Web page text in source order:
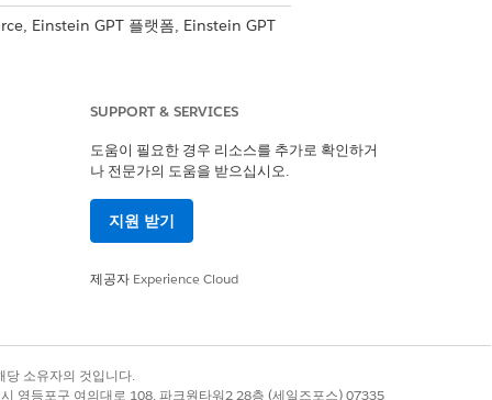
Einstein GPT 플랫폼, Einstein GPT
실행 가능성 평가를 대량으로 생성하고
듭니다.
기 플로에서 전달된 입력으로 평가 봉
포함된 이메일을 보냅니다.
SUPPORT & SERVICES
도움이 필요한 경우 리소스를 추가로 확인하거
나 전문가의 도움을 받으십시오.
지원 받기
제공자 Experience Cloud
소유자의 것입니다.
영등포구 여의대로 108, 파크원타워2 28층 (세일즈포스) 07335